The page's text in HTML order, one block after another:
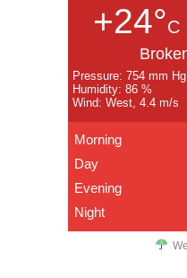
+24°C
Pressure: 754 mm Hg
Humidity: 86 %
Wind: West, 4.4 m/s
Morning
Day
Evening
Night